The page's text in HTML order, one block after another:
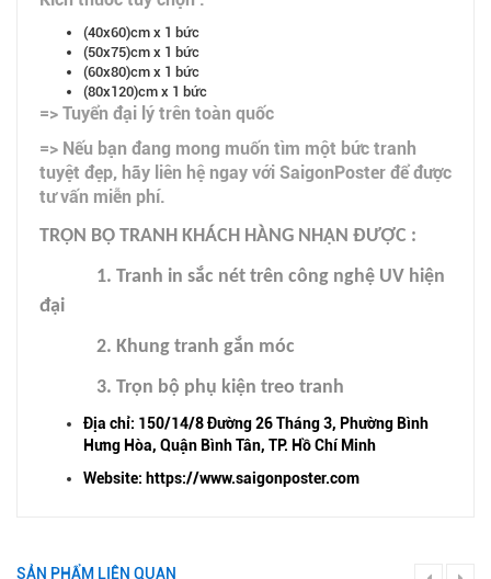
(40x60)cm x 1 bức
(50x75)cm x 1 bức
(60x80)cm x 1 bức
(80x120)cm x 1 bức
=> Tuyển đại lý trên toàn quốc
=> Nếu bạn đang mong muốn tìm một bức tranh
tuyệt đẹp, hãy liên hệ ngay với SaigonPoster để được
tư vấn miễn phí.
TRỌN BỘ TRANH KHÁCH HÀNG NHẬN ĐƯỢC :
1. Tranh in sắc nét trên công nghệ UV hiện
đại
2. Khung tranh gắn móc
3. Trọn bộ phụ kiện treo tranh
Địa chỉ: 150/14/8 Đường 26 Tháng 3, Phường Bình
Hưng Hòa, Quận Bình Tân, TP. Hồ Chí Minh
Website: https://www.saigonposter.com
SẢN PHẨM LIÊN QUAN